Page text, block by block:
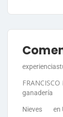
ganadería
Nieves en